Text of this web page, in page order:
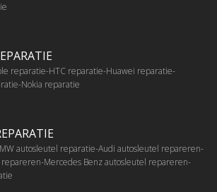
reparatie HTC reparatie Huawei reparatie
Nokia reparatie
autosleutel reparatie Audi autosleutel repareren
repareren Mercedes Benz autosleutel repareren